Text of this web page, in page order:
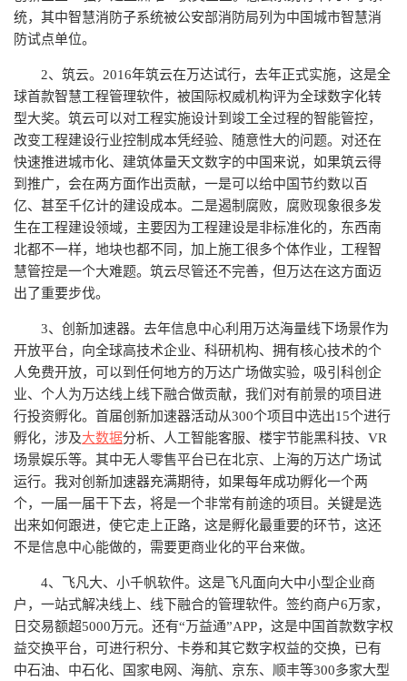
统，其中智慧消防子系统被公安部消防局列为中国城市智慧消
防试点单位。
2、筑云。2016年筑云在万达试行，去年正式实施，这是全
球首款智慧工程管理软件，被国际权威机构评为全球数字化转
型大奖。筑云可以对工程实施设计到竣工全过程的智能管控，
改变工程建设行业控制成本凭经验、随意性大的问题。对还在
快速推进城市化、建筑体量天文数字的中国来说，如果筑云得
到推广，会在两方面作出贡献，一是可以给中国节约数以百
亿、甚至千亿计的建设成本。二是遏制腐败，腐败现象很多发
生在工程建设领域，主要因为工程建设是非标准化的，东西南
北都不一样，地块也都不同，加上施工很多个体作业，工程智
慧管控是一个大难题。筑云尽管还不完善，但万达在这方面迈
出了重要步伐。
3、创新加速器。去年信息中心利用万达海量线下场景作为
开放平台，向全球高技术企业、科研机构、拥有核心技术的个
人免费开放，可以到任何地方的万达广场做实验，吸引科创企
业、个人为万达线上线下融合做贡献，我们对有前景的项目进
行投资孵化。首届创新加速器活动从300个项目中选出15个进行
孵化，涉及大数据分析、人工智能客服、楼宇节能黑科技、VR
场景娱乐等。其中无人零售平台已在北京、上海的万达广场试
运行。我对创新加速器充满期待，如果每年成功孵化一个两
个，一届一届干下去，将是一个非常有前途的项目。关键是选
出来如何跟进，使它走上正路，这是孵化最重要的环节，这还
不是信息中心能做的，需要更商业化的平台来做。
4、飞凡大、小千帆软件。这是飞凡面向大中小型企业商
户，一站式解决线上、线下融合的管理软件。签约商户6万家，
日交易额超5000万元。还有“万益通”APP，这是中国首款数字权
益交换平台，可进行积分、卡券和其它数字权益的交换，已有
中石油、中石化、国家电网、海航、京东、顺丰等300多家大型